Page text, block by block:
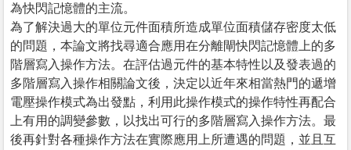
為快閃記憶體的主流。
為了解決過大的單位元件面積所造成單位面積儲存密度太低
的問題，本論文將找尋適合應用在分離閘快閃記憶體上的多
階層寫入操作方法。在評估過元件的基本特性以及發表過的
多階層寫入操作相關論文後，決定以近年來相當熱門的遞增
電壓操作模式為出發點，利用此操作模式的操作特性再配合
上有用的調變參數，以找出可行的多階層寫入操作方法。最
後再針對各種操作方法在實際應用上所遭遇的問題，並且互